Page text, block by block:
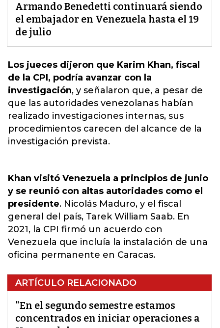
Armando Benedetti continuará siendo
el embajador en Venezuela hasta el 19
de julio
Los jueces dijeron que Karim Khan, fiscal
de la CPI, podría avanzar con la
investigación, y señalaron que, a pesar de
que las autoridades venezolanas habían
realizado investigaciones internas, sus
procedimientos carecen del alcance de la
investigación prevista.
Khan visitó Venezuela a principios de junio
y se reunió con altas autoridades como el
presidente. Nicolás Maduro, y el fiscal
general del país, Tarek William Saab. En
2021, la CPI firmó un acuerdo con
Venezuela que incluía la instalación de una
oficina permanente en Caracas.
ARTÍCULO RELACIONADO
"En el segundo semestre estamos
concentrados en iniciar operaciones a